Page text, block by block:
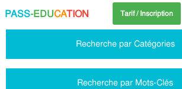
PASS-EDUCATION Tarif / Inscription
Recherche par Catégories
Recherche par Mots-Clés